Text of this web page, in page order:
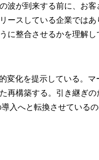
が到来する前に、お
ースしている企業では
整合させるかを理解し
化を提示している。
再構築する。引き継ぎ
入へと転換させている